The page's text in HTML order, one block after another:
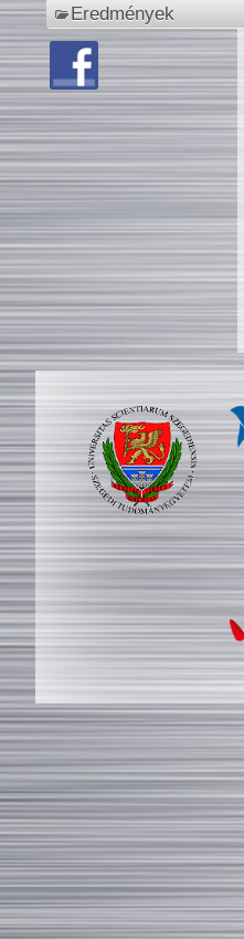
Eredmények